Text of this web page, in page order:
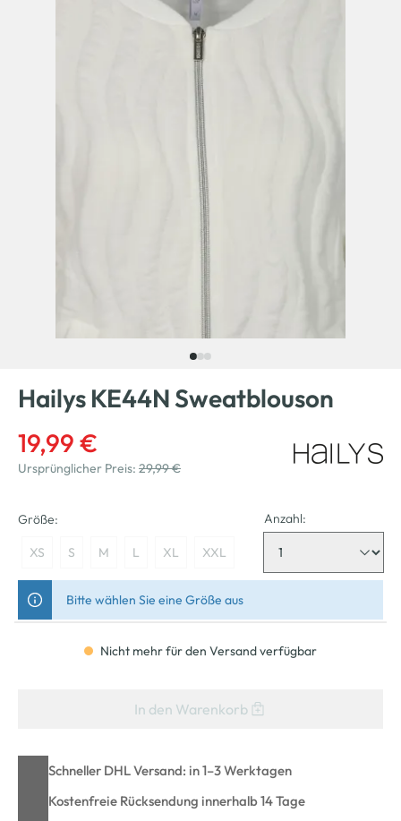
Hailys KE44N Sweatblouson
19,99 €
Ursprünglicher Preis: 29,99 €
Größe:
XS S M L XL XXL
Anzahl:
Bitte wählen Sie eine Größe aus
Nicht mehr für den Versand verfügbar
In den Warenkorb
Schneller DHL Versand: in 1–3 Werktagen
Kostenfreie Rücksendung innerhalb 14 Tage